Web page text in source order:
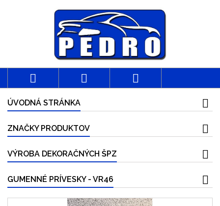
  
ÚVODNÁ STRÁNKA
ZNAČKY PRODUKTOV
VÝROBA DEKORAČNÝCH ŠPZ
GUMENNÉ PRÍVESKY - VR46